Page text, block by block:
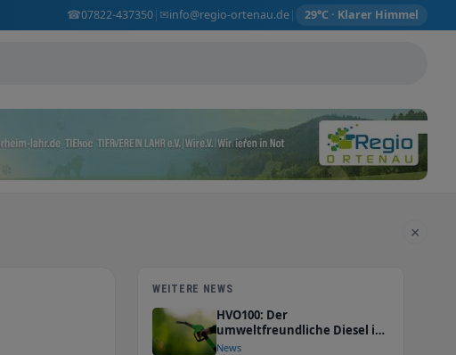
☎07822-437350| ✉info@regio-ortenau.de| 29°C · Klarer Himmel
×
WEITERE NEWS
HVO100: Der
umweltfreundliche Diesel ist
da
News